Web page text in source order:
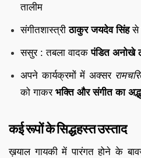
तालीम
संगीतशास्त्रीठाकुर जयदेव सिंहसे
ससुर : तबला वादकपंडित अनोखे
अपने कार्यक्रमों में अक्सर
को गाकर भक्ति और संगीत का
कई रूपों के सिद्धहस्त उस्ताद
ख़याल गायकी में पारंगत होने के